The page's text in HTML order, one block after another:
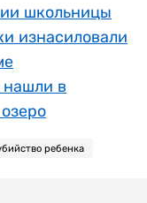
школьницы
изнасиловали
в
ребенка